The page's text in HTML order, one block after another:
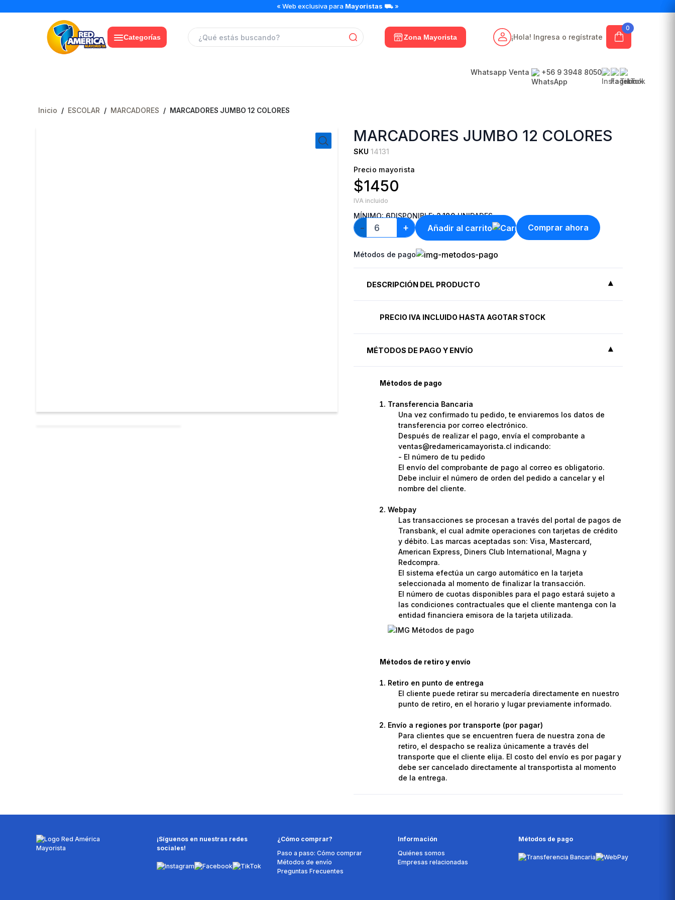
« Web exclusiva para Mayoristas ⛟ »
Categorías Zona Mayorista
0
¡Hola! Ingresa o regístrate
Whatsapp Venta +56 9 3948 8050
Inicio / ESCOLAR / MARCADORES / MARCADORES JUMBO 12 COLORES
MARCADORES JUMBO 12 COLORES
SKU 14131
Precio mayorista
$1450
IVA incluido
MÍNIMO:6DISPONIBLE:2.180UNIDADES
−
MARCADORES
JUMBO
COLORES
cantidad
+ Añadir al carrito Comprar ahora
Métodos de pago
DESCRIPCIÓN DEL PRODUCTO
PRECIO IVA INCLUIDO HASTA AGOTAR STOCK
MÉTODOS DE PAGO Y ENVÍO
Métodos de pago
Transferencia Bancaria
Una vez confirmado tu pedido, te enviaremos los datos de
transferencia por correo electrónico.
Después de realizar el pago, envía el comprobante a
ventas@redamericamayorista.cl indicando:
- El número de tu pedido
El envío del comprobante de pago al correo es obligatorio.
Debe incluir el número de orden del pedido a cancelar y el
nombre del cliente.
Webpay
Las transacciones se procesan a través del portal de pagos de
Transbank, el cual admite operaciones con tarjetas de crédito
y débito. Las marcas aceptadas son: Visa, Mastercard,
American Express, Diners Club International, Magna y
Redcompra.
El sistema efectúa un cargo automático en la tarjeta
seleccionada al momento de finalizar la transacción.
El número de cuotas disponibles para el pago estará sujeto a
las condiciones contractuales que el cliente mantenga con la
entidad financiera emisora de la tarjeta utilizada.
Métodos de retiro y envío
Retiro en punto de entrega
El cliente puede retirar su mercadería directamente en nuestro
punto de retiro, en el horario y lugar previamente informado.
Envío a regiones por transporte (por pagar)
Para clientes que se encuentren fuera de nuestra zona de
retiro, el despacho se realiza únicamente a través del
transporte que el cliente elija. El costo del envío es por pagar y
debe ser cancelado directamente al transportista al momento
de la entrega.
¡Síguenos en nuestras redes
sociales!
¿Cómo comprar?
Paso a paso: Cómo comprar
Métodos de envío
Preguntas Frecuentes
Información
Quiénes somos
Empresas relacionadas
Métodos de pago